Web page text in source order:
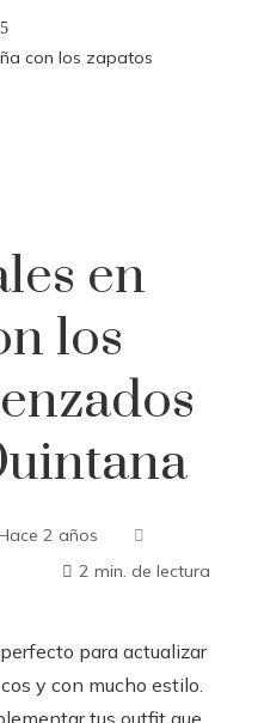
con los zapatos
en
los
2 años
2 min. de lectura
para actualizar
y con mucho estilo.
tus outfit que